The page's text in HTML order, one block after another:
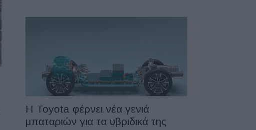
Η Toyota φέρνει νέα γενιά
μπαταριών για τα υβριδικά της